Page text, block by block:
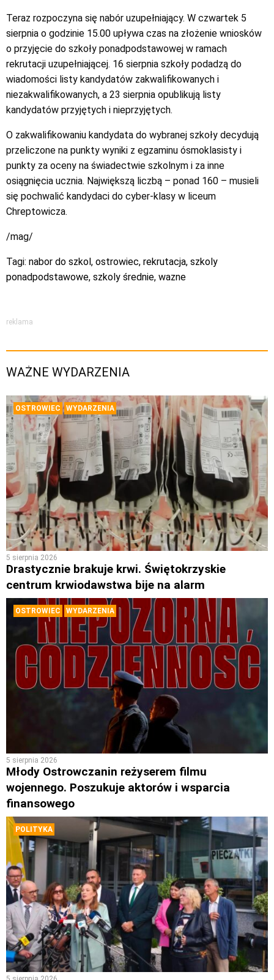
Teraz rozpoczyna się nabór uzupełniający. W czwartek 5
sierpnia o godzinie 15.00 upływa czas na złożenie wniosków
o przyjęcie do szkoły ponadpodstawowej w ramach
rekrutacji uzupełniającej. 16 sierpnia szkoły podadzą do
wiadomości listy kandydatów zakwalifikowanych i
niezakwalifikowanych, a 23 sierpnia opublikują listy
kandydatów przyjętych i nieprzyjętych.
O zakwalifikowaniu kandydata do wybranej szkoły decydują
przeliczone na punkty wyniki z egzaminu ósmoklasisty i
punkty za oceny na świadectwie szkolnym i za inne
osiągnięcia ucznia. Największą liczbą – ponad 160 – musieli
się pochwalić kandydaci do cyber-klasy w liceum
Chreptowicza.
/mag/
Tagi: nabor do szkol, ostrowiec, rekrutacja, szkoly
ponadpodstawowe, szkoly średnie, wazne
reklama
WAŻNE WYDARZENIA
OSTROWIEC WYDARZENIA
5 sierpnia 2026
Drastycznie brakuje krwi. Świętokrzyskie
centrum krwiodawstwa bije na alarm
OSTROWIEC WYDARZENIA
5 sierpnia 2026
Młody Ostrowczanin reżyserem filmu
wojennego. Poszukuje aktorów i wsparcia
finansowego
POLITYKA